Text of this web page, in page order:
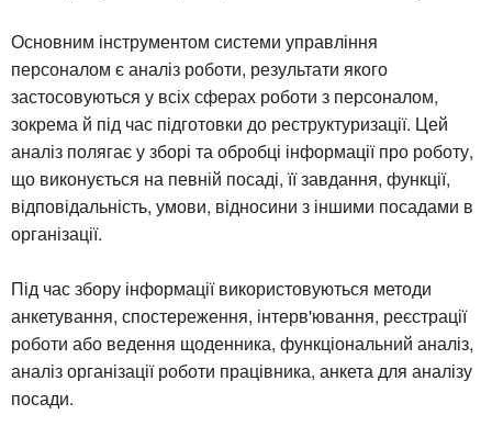
Основним інструментом системи управління
персоналом є аналіз роботи, результати якого
застосовуються у всіх сферах роботи з персоналом,
зокрема й під час підготовки до реструктуризації. Цей
аналіз полягає у зборі та обробці інформації про роботу,
що виконується на певній посаді, її завдання, функції,
відповідальність, умови, відносини з іншими посадами в
організації.
Під час збору інформації використовуються методи
анкетування, спостереження, інтерв'ювання, реєстрації
роботи або ведення щоденника, функціональний аналіз,
аналіз організації роботи працівника, анкета для аналізу
посади.